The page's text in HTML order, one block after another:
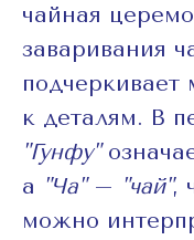
чайная
заваривания
подчеркивает
к деталям. В
"Гунфу"
а "Ча"– "чай",
можно